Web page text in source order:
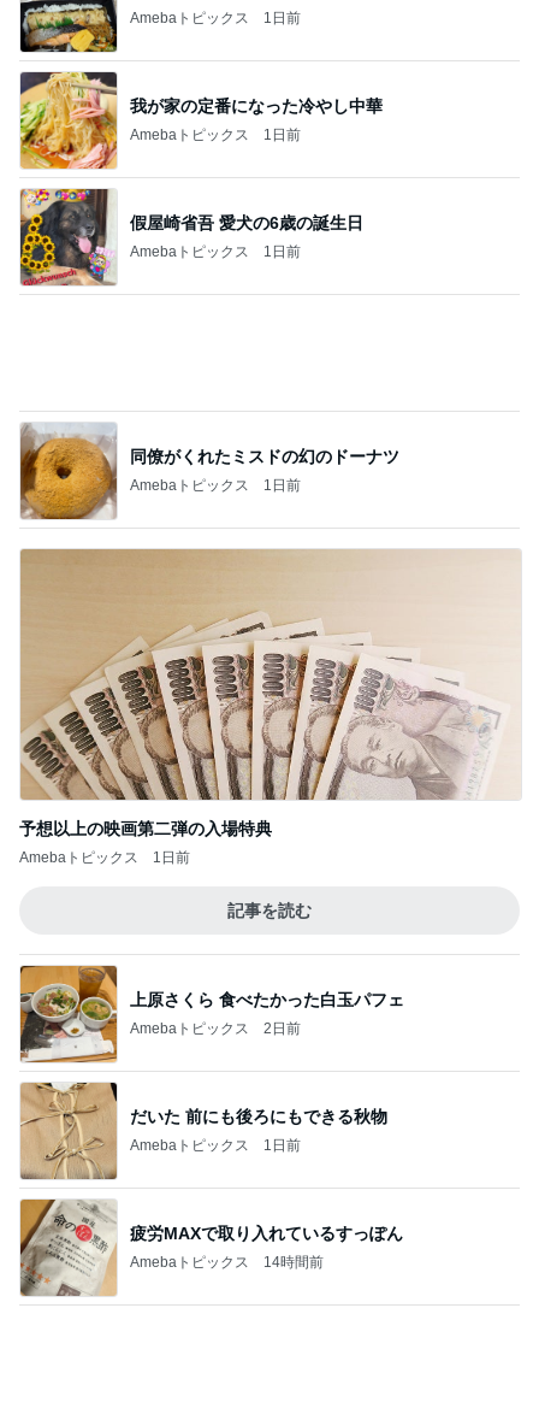
Amebaトピックス 1日前
我が家の定番になった冷やし中華
Amebaトピックス 1日前
假屋崎省吾 愛犬の6歳の誕生日
Amebaトピックス 1日前
同僚がくれたミスドの幻のドーナツ
Amebaトピックス 1日前
予想以上の映画第二弾の入場特典
Amebaトピックス 1日前
記事を読む
上原さくら 食べたかった白玉パフェ
Amebaトピックス 2日前
だいた 前にも後ろにもできる秋物
Amebaトピックス 1日前
疲労MAXで取り入れているすっぽん
Amebaトピックス 14時間前